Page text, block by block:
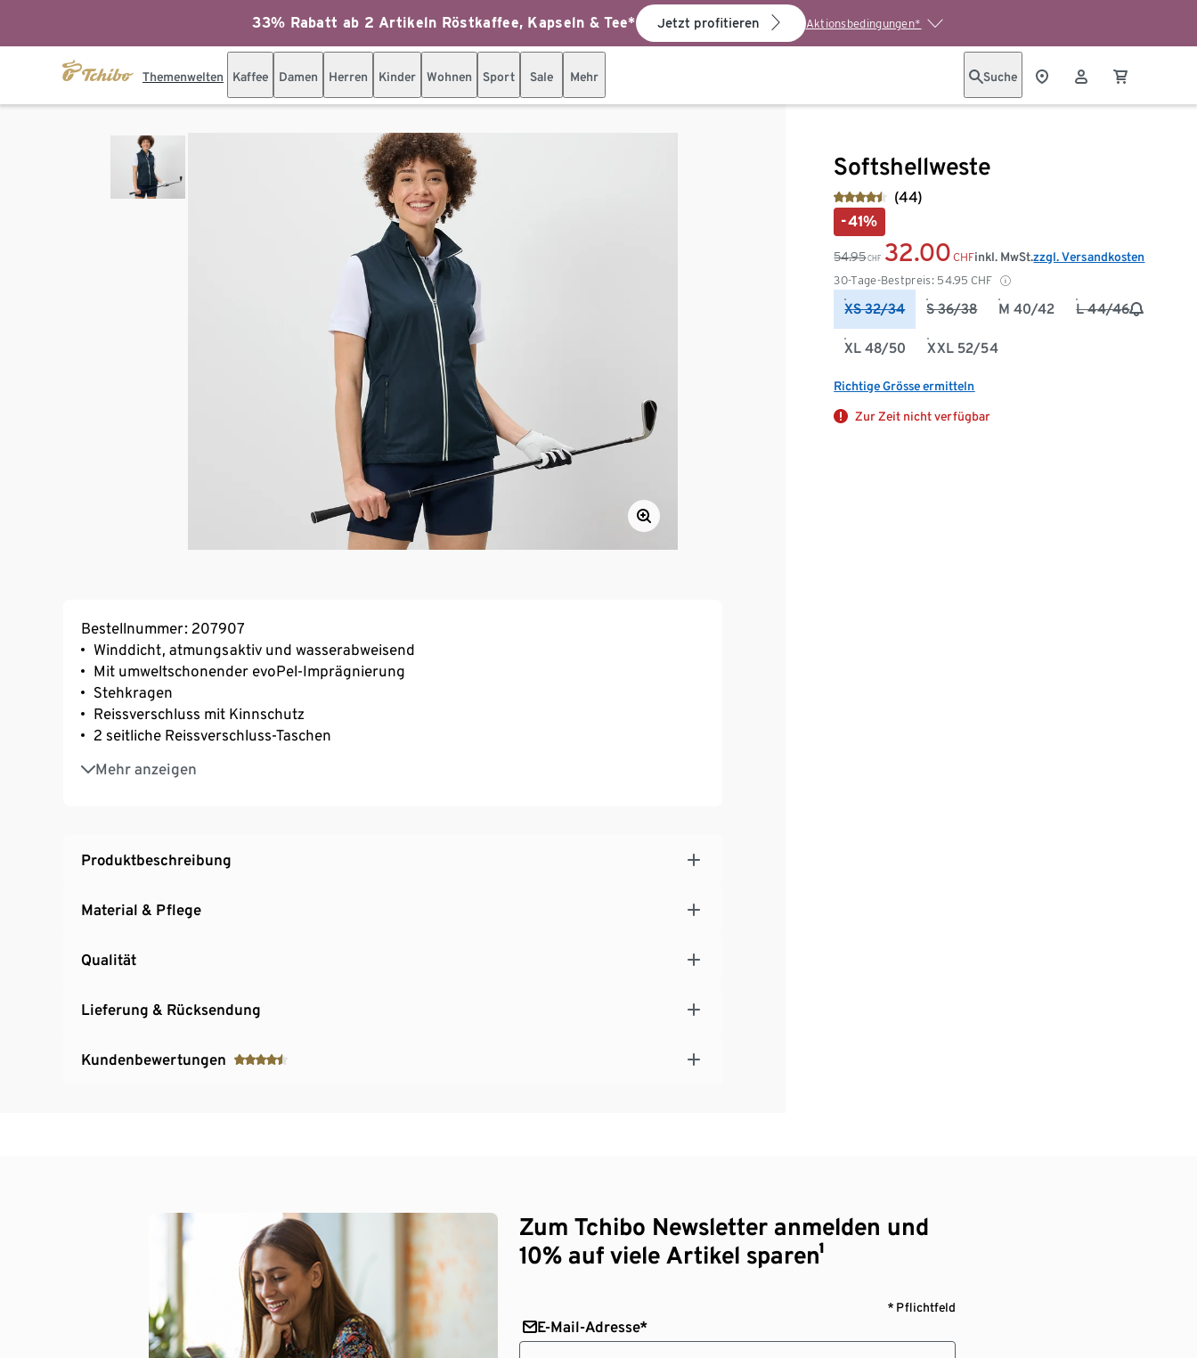
33% Rabatt ab 2 Artikeln Röstkaffee, Kapseln & Tee* Jetzt profitieren Aktionsbedingungen*
Themenwelten Kaffee Damen Herren Kinder Wohnen Sport Sale Mehr Suche
Softshellweste
(44)
-41%
54.95 CHF 32.00 CHF
30-Tage-Bestpreis: 54.95 CHF
inkl. MwSt.zzgl. Versandkosten
XS 32/34 S 36/38 M 40/42 L 44/46
XL 48/50 XXL 52/54
Richtige Grösse ermitteln
Zur Zeit nicht verfügbar
Bestellnummer: 207907
Winddicht, atmungsaktiv und wasserabweisend
Mit umweltschonender evoPel-Imprägnierung
Stehkragen
Reissverschluss mit Kinnschutz
2 seitliche Reissverschluss-Taschen
Mehr anzeigen
Weitenverstellbarer Saum
Verlängerte Rückenpartie und abgerundeter Saum
Produktbeschreibung
Material & Pflege
Qualität
Lieferung & Rücksendung
Kundenbewertungen
Zum Tchibo Newsletter anmelden und
10% auf viele Artikel sparen¹
* Pflichtfeld
E-Mail-Adresse*